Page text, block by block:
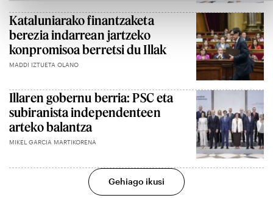
Kataluniarako finantzaketa
berezia indarrean jartzeko
konpromisoa berretsi du Illak
MADDI IZTUETA OLANO
Illaren gobernu berria: PSC eta
subiranista independenteen
arteko balantza
MIKEL GARCIA MARTIKORENA
Gehiago ikusi